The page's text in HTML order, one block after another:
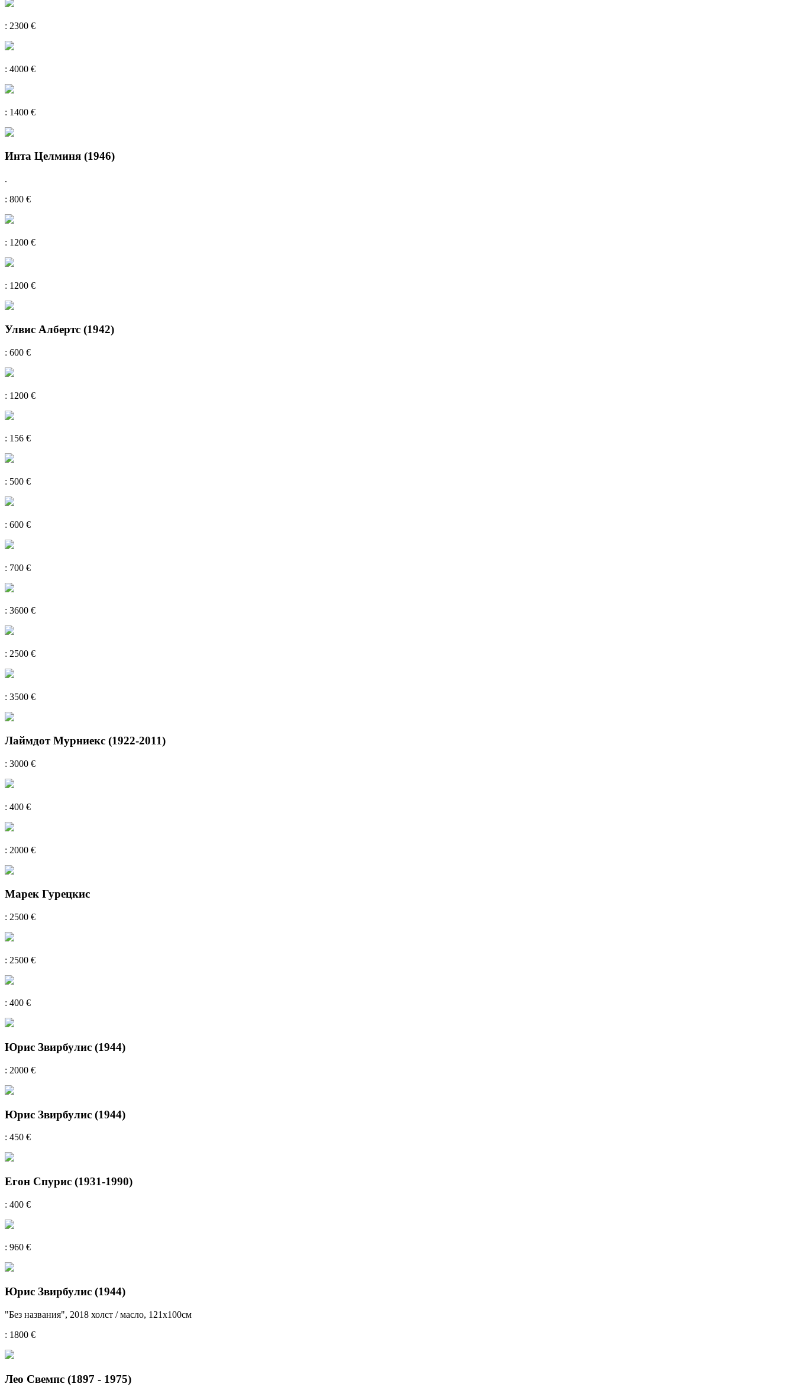
: 2300 €
: 4000 €
: 1400 €
Инта Целминя (1946)
.
: 800 €
: 1200 €
: 1200 €
Улвис Албертс (1942)
: 600 €
: 1200 €
: 156 €
: 500 €
: 600 €
: 700 €
: 3600 €
: 2500 €
: 3500 €
Лаймдот Мурниекс (1922-2011)
: 3000 €
: 400 €
: 2000 €
Марек Гурецкис
: 2500 €
: 2500 €
: 400 €
Юрис Звирбулис (1944)
: 2000 €
Юрис Звирбулис (1944)
: 450 €
Егон Спурис (1931-1990)
: 400 €
: 960 €
Юрис Звирбулис (1944)
"Без названия", 2018 холст / масло, 121x100см
: 1800 €
Лео Свемпс (1897 - 1975)